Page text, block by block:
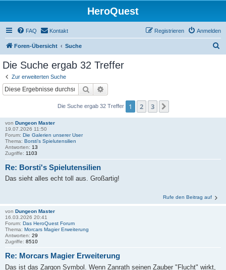
HeroQuest
FAQ Kontakt Anmelden
Registrieren
Foren-Übersicht Suche
Die Suche ergab 32 Treffer
Zur erweiterten Suche
Suche
Die Suche ergab 32 Treffer 1 2 3
von Dungeon Master
19.07.2026 11:50
Forum: Die Galerien unserer User
Thema: Borsti's Spielutensilien
Antworten: 13
Zugriffe: 1103
Re: Borsti's Spielutensilien
Das sieht alles echt toll aus. Großartig!
Rufe den Beitrag auf
von Dungeon Master
16.03.2026 20:41
Forum: Das HeroQuest Forum
Thema: Morcars Magier Erweiterung
Antworten: 29
Zugriffe: 8510
Re: Morcars Magier Erweiterung
Das ist das Zargon Symbol. Wenn Zanrath seinen Zauber "Flucht" wirkt,